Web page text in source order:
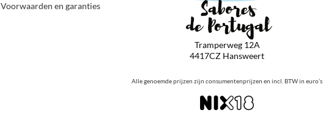
Voorwaarden en garanties
Tramperweg 12A
4417CZ Hansweert
Alle genoemde prijzen zijn consumentenprijzen en incl. BTW in euro’s